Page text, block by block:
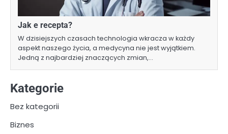
Jak e recepta?
W dzisiejszych czasach technologia wkracza w każdy
aspekt naszego życia, a medycyna nie jest wyjątkiem.
Jedną z najbardziej znaczących zmian,…
Kategorie
Bez kategorii
Biznes